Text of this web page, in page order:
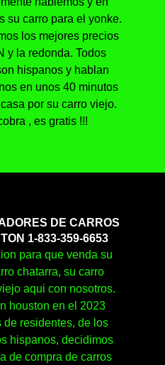
su carro para el yonke.
los mejores precios
y la redonda. Todos
hispanos y hablan
en unos 40 minutos
por su carro viejo.
, es gratis !!!
DE CARROS
1-833-359-6653
para que venda su
chatarra, su carro
aqui con nosotros.
houston en el 2023
residentes, de los
hispanos, decidimos
de compra de carros